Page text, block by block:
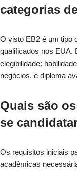
categorias
O visto EB2 é um tipo
qualificados nos EUA.
elegibilidade:
negócios, e diploma
Quais são
se
Os requisitos iniciais
acadêmicas